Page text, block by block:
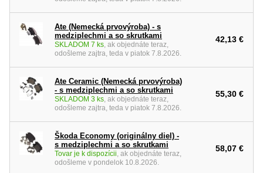
Ate (Nemecká prvovýroba) - s
medziplechmi a so skrutkami
SKLADOM 7 ks , ak objednáte teraz,
odošleme zajtra, teda v piatok 7.8.2026.
42,13 €
Ate Ceramic (Nemecká prvovýroba)
- s medziplechmi a so skrutkami
SKLADOM 3 ks , ak objednáte teraz,
odošleme zajtra, teda v piatok 7.8.2026.
55,30 €
Škoda Economy (originálny diel) -
s medziplechmi a so skrutkami
Tovar je k dispozícii , ak objednáte teraz,
odošleme v pondelok 10.8.2026.
58,07 €